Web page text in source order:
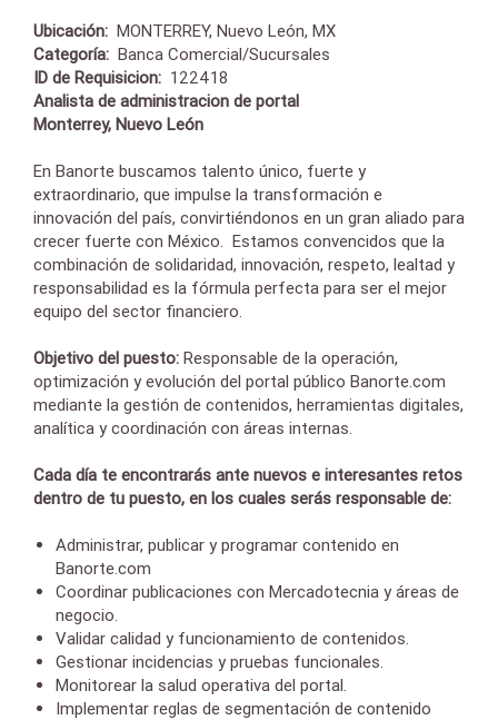
Ubicación: MONTERREY, Nuevo León, MX
Categoría: Banca Comercial/Sucursales
ID de Requisicion: 122418
Analista de administracion de portal
Monterrey, Nuevo León
En Banorte buscamos talento único, fuerte y
extraordinario, que impulse la transformación e
innovación del país, convirtiéndonos en un gran aliado para
crecer fuerte con México. Estamos convencidos que la
combinación de solidaridad, innovación, respeto, lealtad y
responsabilidad es la fórmula perfecta para ser el mejor
equipo del sector financiero.
Objetivo del puesto: Responsable de la operación,
optimización y evolución del portal público Banorte.com
mediante la gestión de contenidos, herramientas digitales,
analítica y coordinación con áreas internas.
Cada día te encontrarás ante nuevos e interesantes retos
dentro de tu puesto, en los cuales serás responsable de:
Administrar, publicar y programar contenido en
Banorte.com
Coordinar publicaciones con Mercadotecnia y áreas de
negocio.
Validar calidad y funcionamiento de contenidos.
Gestionar incidencias y pruebas funcionales.
Monitorear la salud operativa del portal.
Implementar reglas de segmentación de contenido